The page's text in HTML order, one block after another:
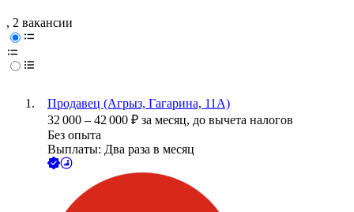
, 2 вакансии
Продавец (Агрыз, Гагарина, 11А)
32 000 – 42 000 ₽ за месяц, до вычета налогов
Без опыта
Выплаты: Два раза в месяц